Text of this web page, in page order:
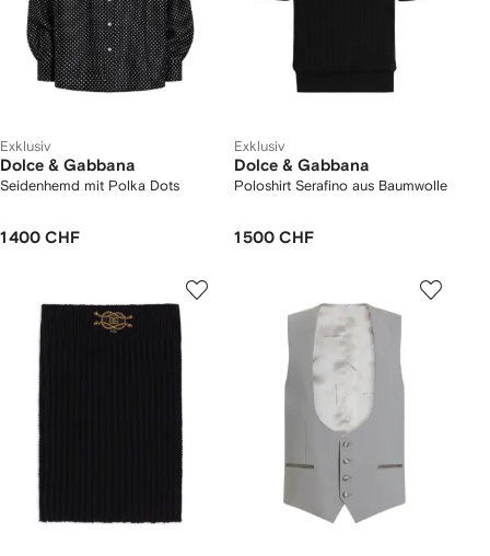
Exklusiv
Dolce & Gabbana
Seidenhemd mit Polka Dots
1 400 CHF
Exklusiv
Dolce & Gabbana
Poloshirt Serafino aus Baumwolle
1 500 CHF